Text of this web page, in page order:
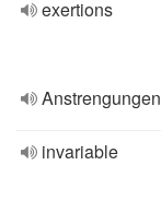
exertions
Anstrengungen
invariable